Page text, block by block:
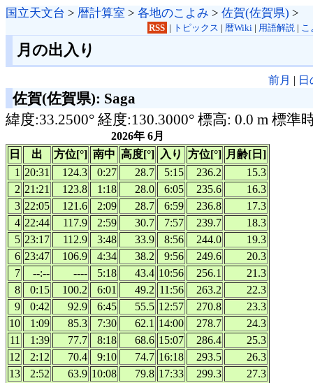
国立天文台 > 暦計算室 > 各地のこよみ > 佐賀(佐賀県) >
RSS | トピックス | 暦Wiki| 用語解説| こ
月の出入り
前月 |
佐賀(佐賀県): Saga
緯度:33.2500° 経度:130.3000° 標高: 0.0 m 標準
2026年 6月
日
出 方位[°] 南中 高度[°] 入り 方位[°] 月齢[日]
1 20:31 124.3 0:27 28.7 5:15 236.2
15.3
2 21:21 123.8 1:18 28.0 6:05 235.6
16.3
3 22:05 121.6 2:09 28.7 6:59 236.8
17.3
4 22:44 117.9 2:59 30.7 7:57 239.7
18.3
5 23:17 112.9 3:48 33.9 8:56 244.0
19.3
6 23:47 106.9 4:34 38.2 9:56 249.6
20.3
7
--:-- ---- 5:18 43.4 10:56 256.1
21.3
8
0:15 100.2 6:01 49.2 11:56 263.2
22.3
9
0:42 92.9 6:45 55.5 12:57 270.8
23.3
10
1:09 85.3 7:30 62.1 14:00 278.7
24.3
11
1:39 77.7 8:18 68.6 15:07 286.4
25.3
12
2:12 70.4 9:10 74.7 16:18 293.5
26.3
13
2:52 63.9 10:08 79.8 17:33 299.3
27.3